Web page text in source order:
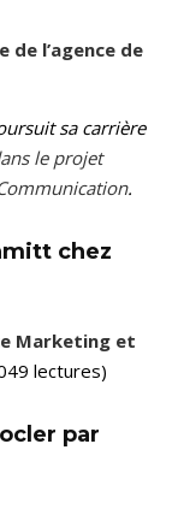
de l’agence de
sa carrière
le projet
.
chez
Marketing et
lectures)
par